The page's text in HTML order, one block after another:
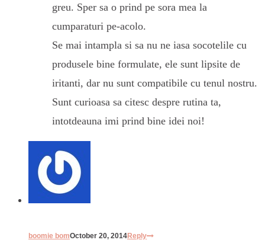
greu. Sper sa o prind pe sora mea la
cumparaturi pe-acolo.
Se mai intampla si sa nu ne iasa socotelile cu
produsele bine formulate, ele sunt lipsite de
iritanti, dar nu sunt compatibile cu tenul nostru.
Sunt curioasa sa citesc despre rutina ta,
intotdeauna imi prind bine idei noi!
boomie bomOctober 20, 2014Reply